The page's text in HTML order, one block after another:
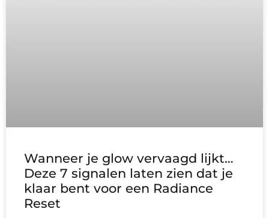
Wanneer je glow vervaagd lijkt…
Deze 7 signalen laten zien dat je
klaar bent voor een Radiance
Reset